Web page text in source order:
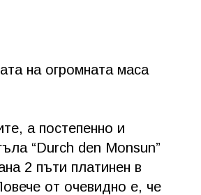
на огромната маса
а постепенно и
“Durch den Monsun”
2 пъти платинен в
от очевидно е, че